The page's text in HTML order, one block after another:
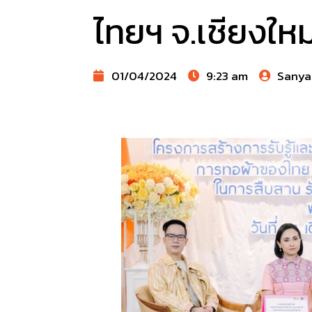
ไทยฯ จ.เชียงให
01/04/2024 9:23 am Sanya